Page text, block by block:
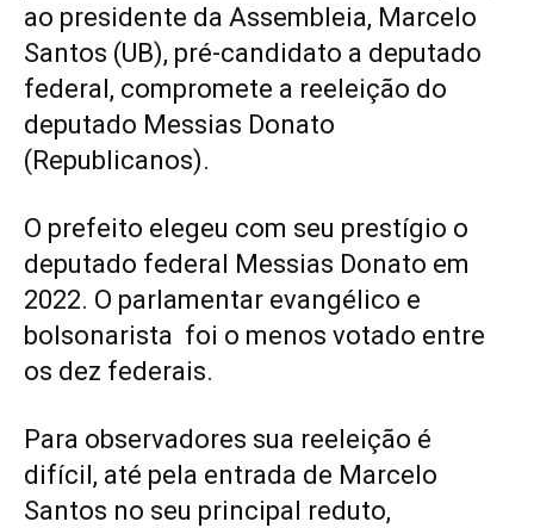
ao presidente da Assembleia, Marcelo
Santos (UB), pré-candidato a deputado
federal, compromete a reeleição do
deputado Messias Donato
(Republicanos).
O prefeito elegeu com seu prestígio o
deputado federal Messias Donato em
2022. O parlamentar evangélico e
bolsonarista foi o menos votado entre
os dez federais.
Para observadores sua reeleição é
difícil, até pela entrada de Marcelo
Santos no seu principal reduto,